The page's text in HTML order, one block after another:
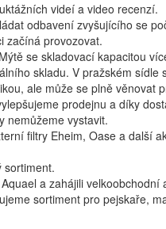
videí a video recenzí.
odbavení zvyšujícího se
začíná provozovat.
se skladovací kapacitou
skladu. V pražském
ale může se plně věnovat
prodejnu a díky
nemůžeme vystavit.
filtry Eheim, Oase a další
sortiment.
a zahájili
sortiment pro pejskaře,